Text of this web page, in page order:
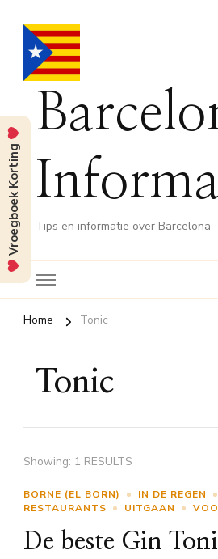
Tips en informatie over Barcelona
Home Tonic
Tonic
Showing: 1 RESULTS
BORNE (EL BORN) IN DE REGEN
RESTAURANTS
UITGAAN
De beste Gin
Vroegboek Korting